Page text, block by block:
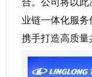
业链一体化服务
携手打造高质量